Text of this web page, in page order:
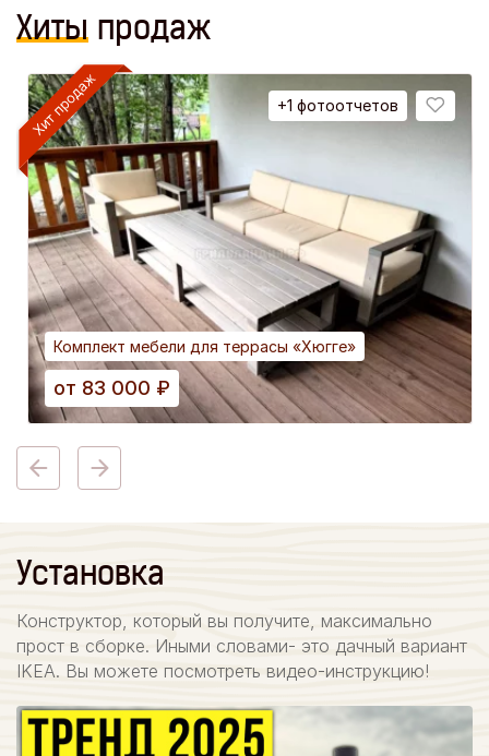
Хиты продаж
+1 фотоотчетов
Комплект мебели для террасы «Хюгге»
от 83 000 ₽
Установка
Конструктор, который вы получите, максимально
прост в сборке. Иными словами- это дачный вариант
IKEA. Вы можете посмотреть видео-инструкцию!